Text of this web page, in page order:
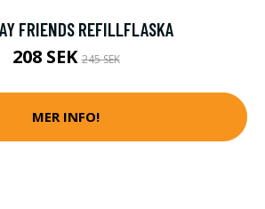
FRIENDS REFILLFLASKA
208 SEK245 SEK
MER INFO!